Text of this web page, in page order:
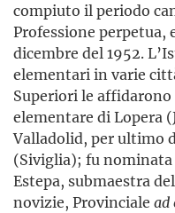
compiuto il periodo
Professione
dicem­bre del 1952.
elementari in varie
Superiori le
elementare di Lopera
Valla­do­lid, per ultimo
(Siviglia); fu nominata
Estepa, submaestra
novizie, Provinciale ad